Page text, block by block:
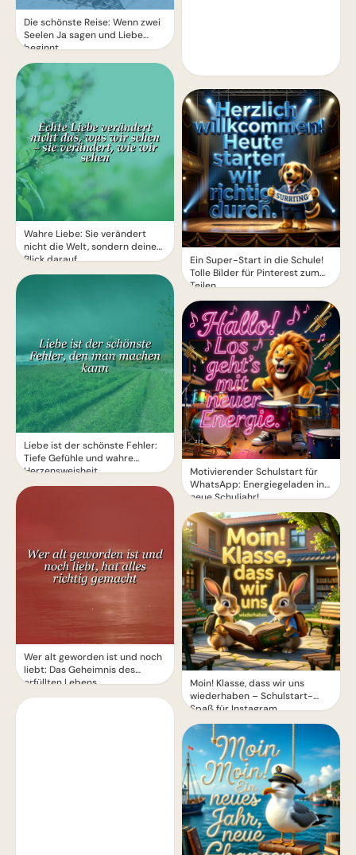
Die schönste Reise: Wenn zwei
Seelen Ja sagen und Liebe
beginnt
Wahre Liebe: Sie verändert
nicht die Welt, sondern deinen
Blick darauf
Liebe ist der schönste Fehler:
Tiefe Gefühle und wahre
Herzensweisheit
Wer alt geworden ist und noch
liebt: Das Geheimnis des
erfüllten Lebens
Ein Super-Start in die Schule!
Tolle Bilder für Pinterest zum
Teilen.
Motivierender Schulstart für
WhatsApp: Energiegeladen ins
neue Schuljahr!
Moin! Klasse, dass wir uns
wiederhaben – Schulstart-
Spaß für Instagram